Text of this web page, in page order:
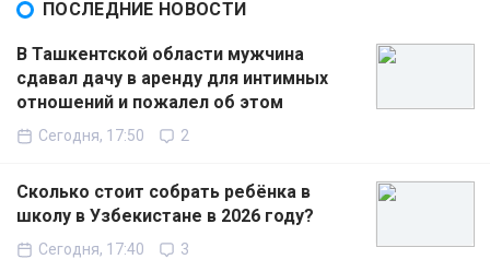
ПОСЛЕДНИЕ НОВОСТИ
В Ташкентской области мужчина
сдавал дачу в аренду для интимных
отношений и пожалел об этом
Сегодня, 17:50 2
Сколько стоит собрать ребёнка в
школу в Узбекистане в 2026 году?
Сегодня, 17:40 3